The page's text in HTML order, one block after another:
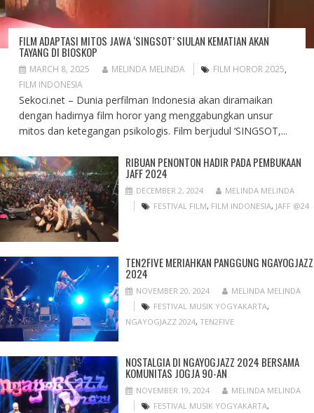
FILM ADAPTASI MITOS JAWA ‘SINGSOT’ SIULAN KEMATIAN AKAN
TAYANG DI BIOSKOP
MARCH 8, 2025 MELINDA MELINDA FILM HOROR 2025,
FILM INDONESIA
Sekoci.net – Dunia perfilman Indonesia akan diramaikan
dengan hadirnya film horor yang menggabungkan unsur
mitos dan ketegangan psikologis. Film berjudul ‘SINGSOT,...
RIBUAN PENONTON HADIR PADA PEMBUKAAN
JAFF 2024
DECEMBER 2, 2024
MELINDA MELINDA
FESTIVAL FILM, FILM INDONESIA, JAFF @24
TEN2FIVE MERIAHKAN PANGGUNG NGAYOGJAZZ
2024
NOVEMBER 20, 2024
MELINDA MELINDA
FESTIVAL MUSIK YOGYAKARTA,
NGAYOGJAZZ 2024,TEN2FIVE
NOSTALGIA DI NGAYOGJAZZ 2024 BERSAMA
KOMUNITAS JOGJA 90-AN
NOVEMBER 19, 2024
MELINDA MELINDA
FESTIVAL MUSIK YOGYAKARTA,